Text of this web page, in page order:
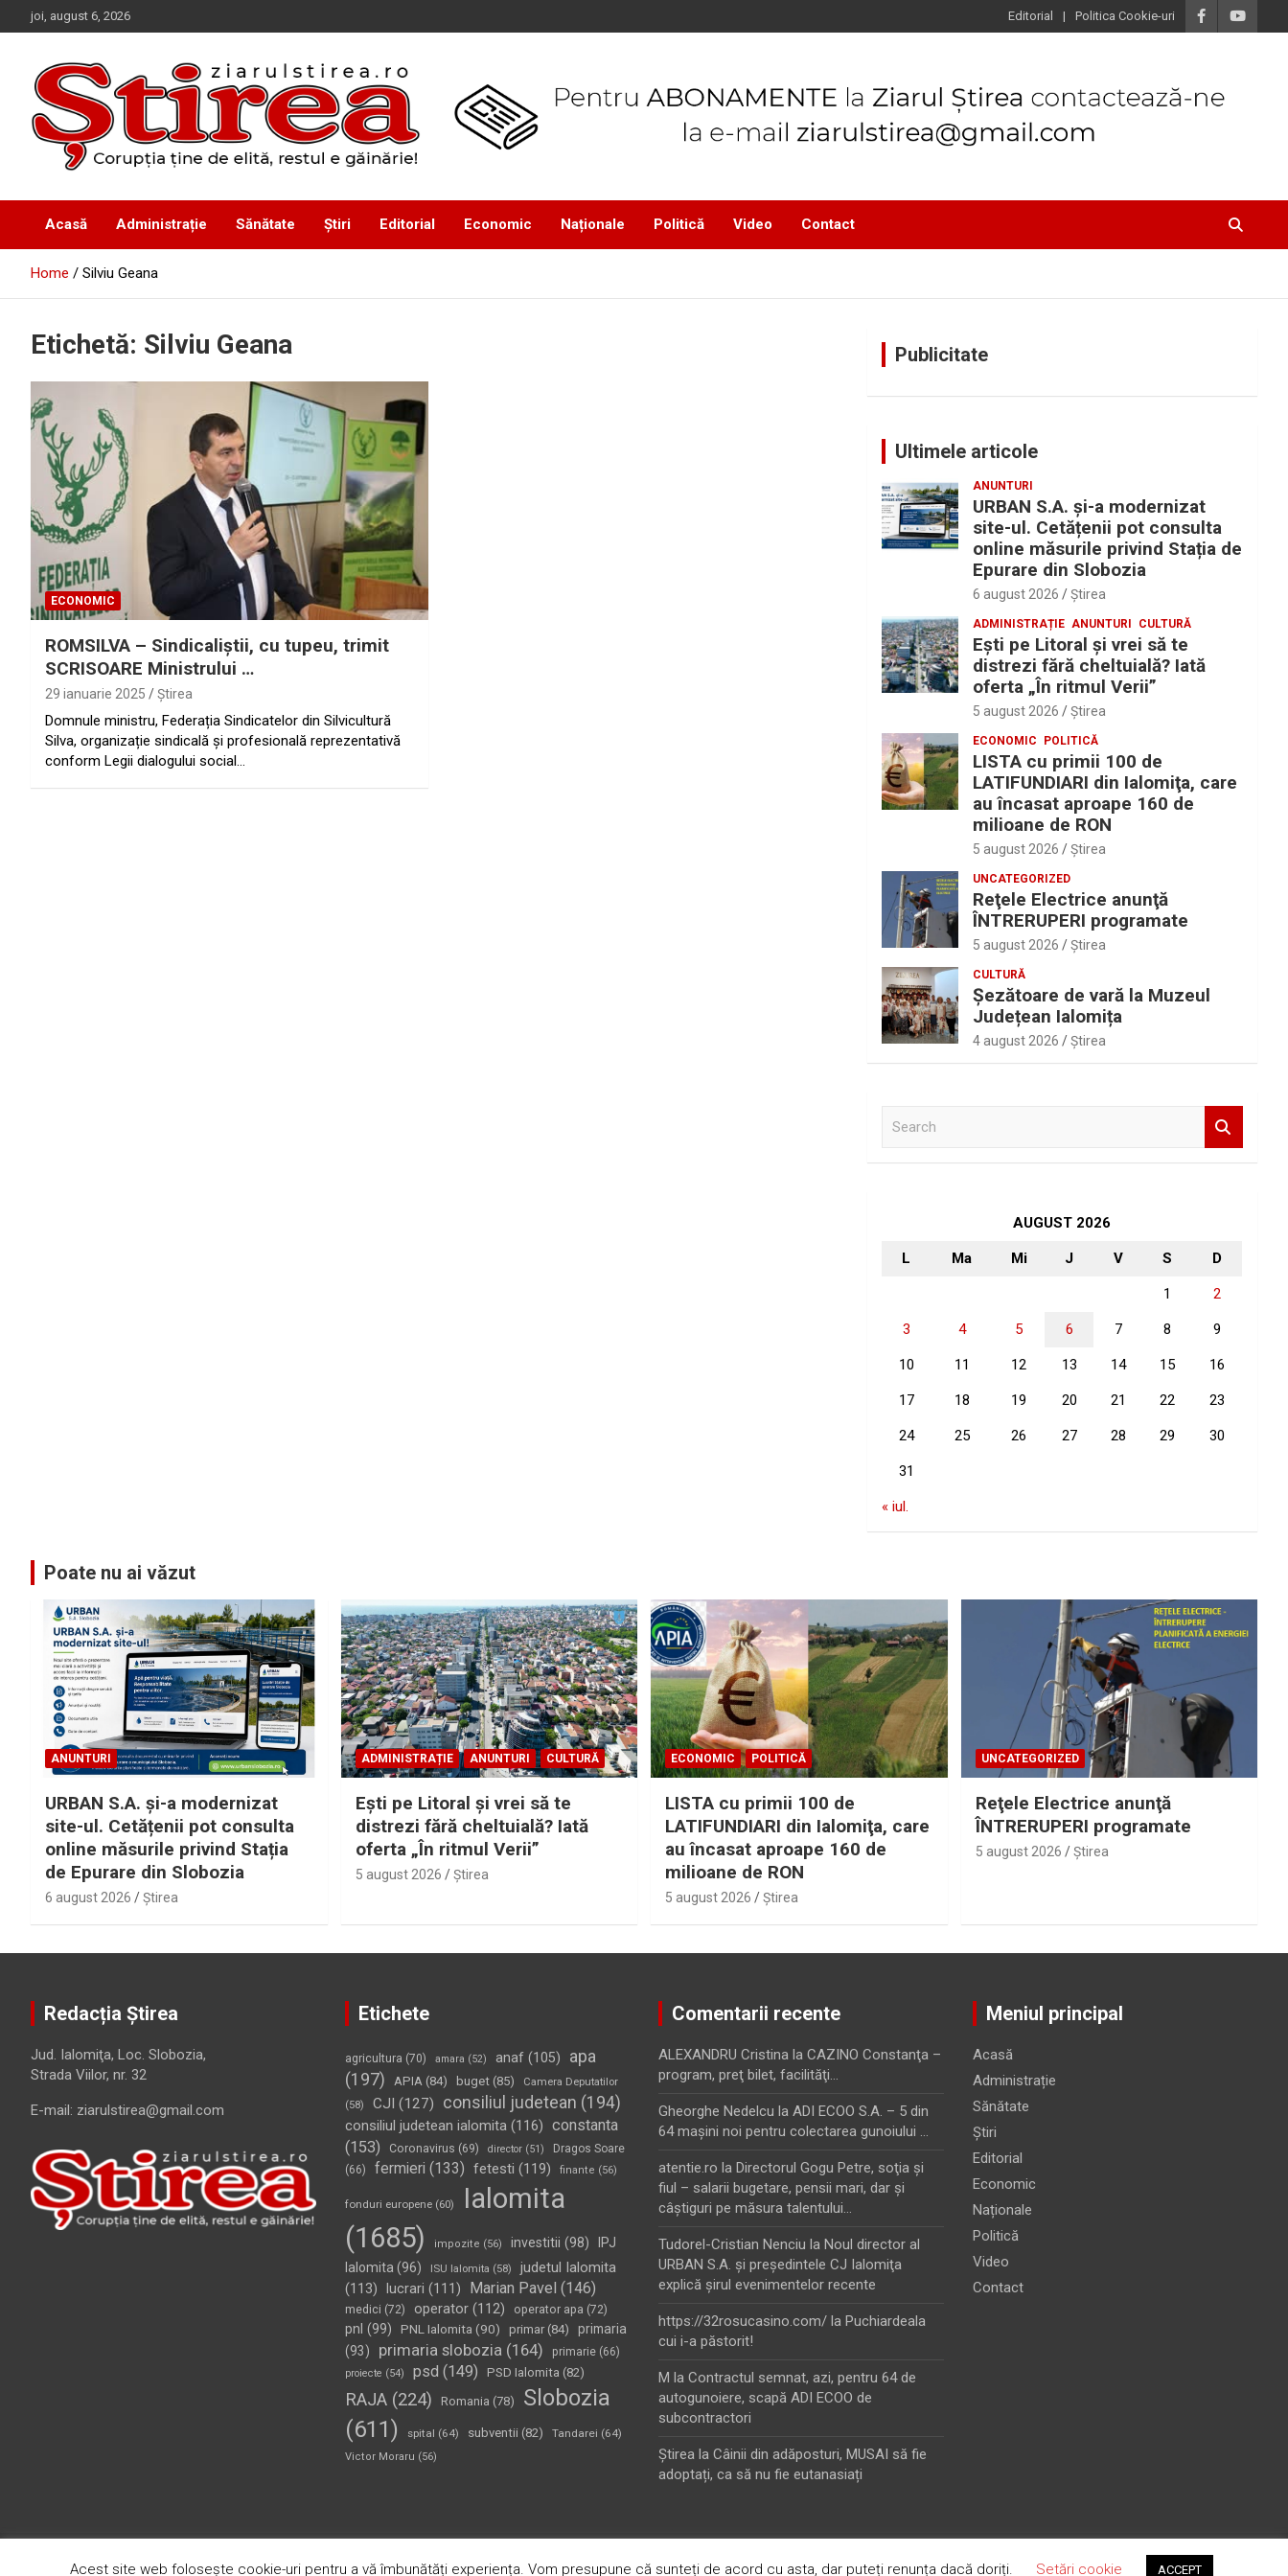
to
joi, august 6, 2026 Editorial Politica Cookie-uri
Ziarul Știrea
Acasă Administrație Sănătate Știri Editorial Economic Naționale Politică Video Contact
Home Silviu Geana
Etichetă: Silviu Geana
ECONOMIC
ROMSILVA – Sindicaliştii, cu tupeu, trimit
SCRISOARE Ministrului …
29 ianuarie 2025 Ştirea
Domnule ministru, Federația Sindicatelor din Silvicultură
Silva, organizație sindicală și profesională reprezentativă
conform Legii dialogului social…
Publicitate
Ultimele articole
ANUNTURI
URBAN S.A. și-a modernizat
site-ul. Cetățenii pot consulta
online măsurile privind Stația de
Epurare din Slobozia
6 august 2026 Ştirea
ADMINISTRAȚIE ANUNTURI CULTURĂ
Eşti pe Litoral şi vrei să te
distrezi fără cheltuială? Iată
oferta „În ritmul Verii”
5 august 2026 Ştirea
ECONOMIC POLITICĂ
LISTA cu primii 100 de
LATIFUNDIARI din Ialomiţa, care
au încasat aproape 160 de
milioane de RON
5 august 2026 Ştirea
UNCATEGORIZED
Reţele Electrice anunţă
ÎNTRERUPERI programate
5 august 2026 Ştirea
CULTURĂ
Șezătoare de vară la Muzeul
Județean Ialomița
4 august 2026 Ştirea
AUGUST 2026
L Ma Mi J V S D
1 2
3 4 5 6 7 8 9
10 11 12 13 14 15 16
17 18 19 20 21 22 23
24 25 26 27 28 29 30
31
« iul.
Poate nu ai văzut
ANUNTURI
URBAN S.A. și-a modernizat
site-ul. Cetățenii pot consulta
online măsurile privind Stația
de Epurare din Slobozia
6 august 2026 Ştirea
ADMINISTRAȚIE ANUNTURI CULTURĂ
Eşti pe Litoral şi vrei să te
distrezi fără cheltuială? Iată
oferta „În ritmul Verii”
5 august 2026 Ştirea
ECONOMIC POLITICĂ
LISTA cu primii 100 de
LATIFUNDIARI din Ialomiţa, care
au încasat aproape 160 de
milioane de RON
5 august 2026 Ştirea
UNCATEGORIZED
Reţele Electrice anunţă
ÎNTRERUPERI programate
5 august 2026 Ştirea
Redacția Știrea
Jud. Ialomiţa, Loc. Slobozia,
Strada Viilor, nr. 32
E-mail: ziarulstirea@gmail.com
Etichete
agricultura (70) amara (52) anaf(105)
apa
(197)
APIA(84) buget(85)
Camera Deputatilor
(58)
CJI (127) consiliul judetean (194)
consiliul judetean ialomita(116) constanta
(153)
Coronavirus (69) director(51)
Dragos Soare
(66)
fermieri (133) fetesti (119) finante (56)
fonduri europene(60)
Ialomita
(1685)
impozite (56) investitii (98)
IPJ
Ialomita (96) ISU Ialomita (58)
judetul Ialomita
(113) lucrari (111) Marian Pavel (146)
medici (72) operator(112) operator apa (72)
pnl (99) PNL Ialomita (90) primar(84)
primaria
(93)
primaria slobozia(164) primarie(66)
proiecte (54) psd (149) PSD Ialomita (82)
RAJA(224) Romania (78)
Slobozia
(611)
spital (64) subventii (82) Tandarei (64)
Victor Moraru (56)
Comentarii recente
ALEXANDRU Cristina la CAZINO Constanţa –
program, preţ bilet, facilităţi…
Gheorghe Nedelcu la ADI ECOO S.A. – 5 din
64 maşini noi pentru colectarea gunoiului …
atentie.ro la Directorul Gogu Petre, soţia şi
fiul – salarii bugetare, pensii mari, dar şi
câştiguri pe măsura talentului…
Tudorel-Cristian Nenciu la Noul director al
URBAN S.A. şi preşedintele CJ Ialomiţa
explică şirul evenimentelor recente
https://32rosucasino.com/ la Puchiardeala
cui i-a păstorit!
M la Contractul semnat, azi, pentru 64 de
autogunoiere, scapă ADI ECOO de
subcontractori
Ştirea la Câinii din adăposturi, MUSAI să fie
adoptați, ca să nu fie eutanasiați
Meniul principal
Acasă
Administrație
Sănătate
Știri
Editorial
Economic
Naționale
Politică
Video
Contact
Copyright © 2026Ziarul Știrea Theme by:Theme Horse Proudly Powered by:WordPress
Acest site web folosește cookie-uri pentru a vă îmbunătăți experiența. Vom presupune că sunteți de acord cu asta, dar puteți renunța dacă doriți. Setări cookie ACCEPT